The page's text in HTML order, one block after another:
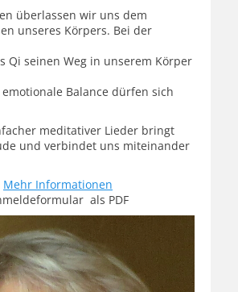
überlassen wir uns dem
unseres Körpers. Bei der
Qi seinen Weg in unserem Körper
Balance dürfen sich
meditativer Lieder bringt
und verbindet uns miteinander
Mehr Informationen
als PDF